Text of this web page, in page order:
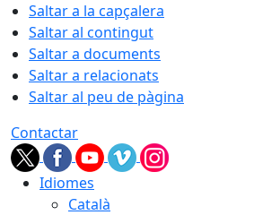
Saltar a la capçalera
Saltar al contingut
Saltar a documents
Saltar a relacionats
Saltar al peu de pàgina
Contactar
Idiomes
Català